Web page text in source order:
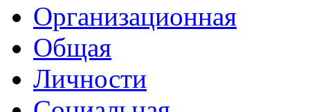
Организационная
Общая
Личности